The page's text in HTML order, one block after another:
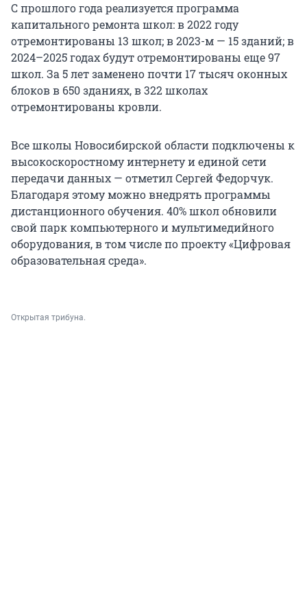
С прошлого года реализуется программа
капитального ремонта школ: в 2022 году
отремонтированы 13 школ; в 2023-м — 15 зданий; в
2024–2025 годах будут отремонтированы еще 97
школ. За 5 лет заменено почти 17 тысяч оконных
блоков в 650 зданиях, в 322 школах
отремонтированы кровли.
Все школы Новосибирской области подключены к
высокоскоростному интернету и единой сети
передачи данных — отметил Сергей Федорчук.
Благодаря этому можно внедрять программы
дистанционного обучения. 40% школ обновили
свой парк компьютерного и мультимедийного
оборудования, в том числе по проекту «Цифровая
образовательная среда».
Открытая трибуна.